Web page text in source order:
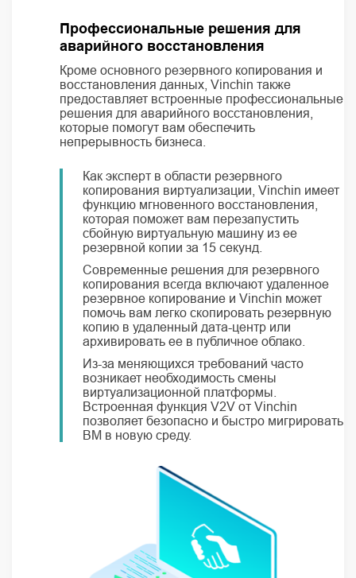
Профессиональные решения для
аварийного восстановления
Кроме основного резервного копирования и
восстановления данных, Vinchin также
предоставляет встроенные профессиональные
решения для аварийного восстановления,
которые помогут вам обеспечить
непрерывность бизнеса.
Как эксперт в области резервного
копирования виртуализации, Vinchin имеет
функцию мгновенного восстановления,
которая поможет вам перезапустить
сбойную виртуальную машину из ее
резервной копии за 15 секунд.
Современные решения для резервного
копирования всегда включают удаленное
резервное копирование и Vinchin может
помочь вам легко скопировать резервную
копию в удаленный дата-центр или
архивировать ее в публичное облако.
Из-за меняющихся требований часто
возникает необходимость смены
виртуализационной платформы.
Встроенная функция V2V от Vinchin
позволяет безопасно и быстро мигрировать
ВМ в новую среду.